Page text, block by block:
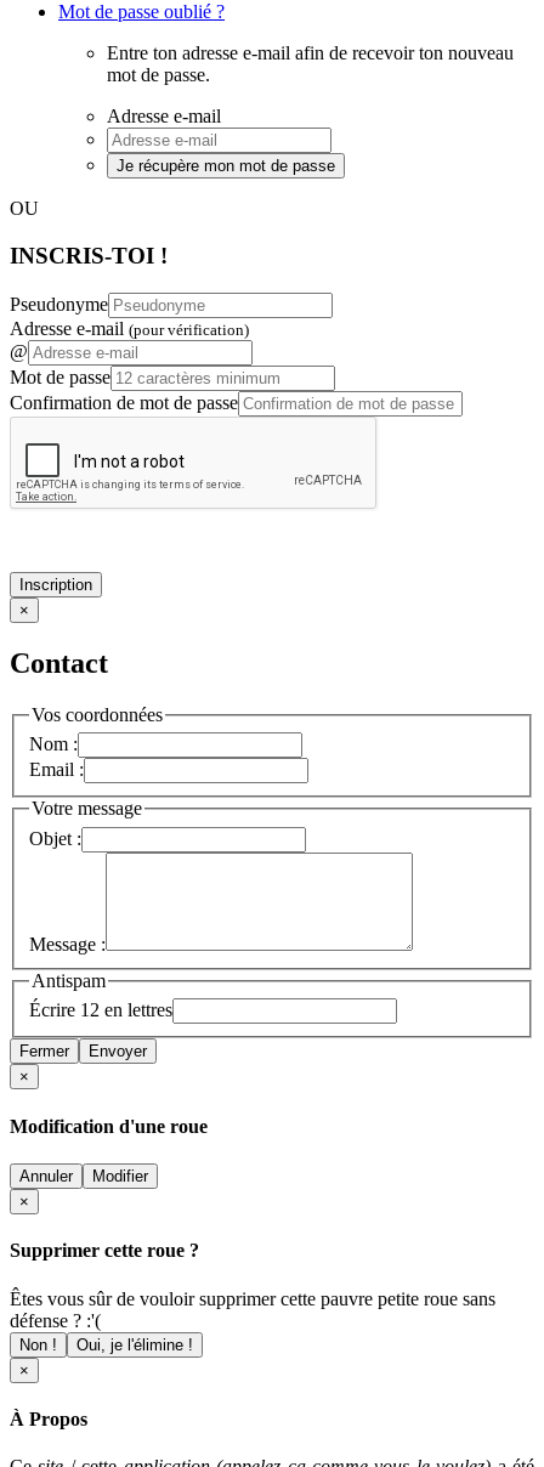
Mot de passe oublié ?
Entre ton adresse e-mail afin de recevoir ton nouveau
mot de passe.
Adresse e-mail
Je récupère mon mot de passe
OU
INSCRIS-TOI !
Pseudonyme
Adresse e-mail (pour vérification)
@
Mot de passe
Confirmation de mot de passe
Inscription
×
Contact
Vos coordonnées
Nom :
Email :
Votre message
Objet :
Message :
Antispam
Écrire 12 en lettres
Fermer
Envoyer
×
Modification d'une roue
Annuler
Modifier
×
Supprimer cette roue ?
Êtes vous sûr de vouloir supprimer cette pauvre petite roue sans
défense ? :'(
Non !
Oui, je l'élimine !
×
À Propos